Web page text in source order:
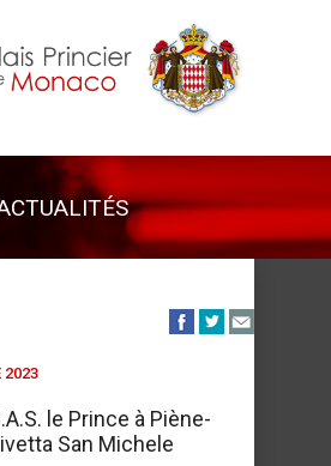
2023
le Prince à Piène-
San Michele